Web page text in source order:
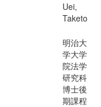
Uei,
Taketo
明治大
学大学
院法学
研究科
博士後
期課程